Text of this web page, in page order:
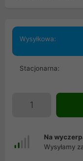
Wysyłkowa:
Stacjonarna:
Na
Wysyłamy